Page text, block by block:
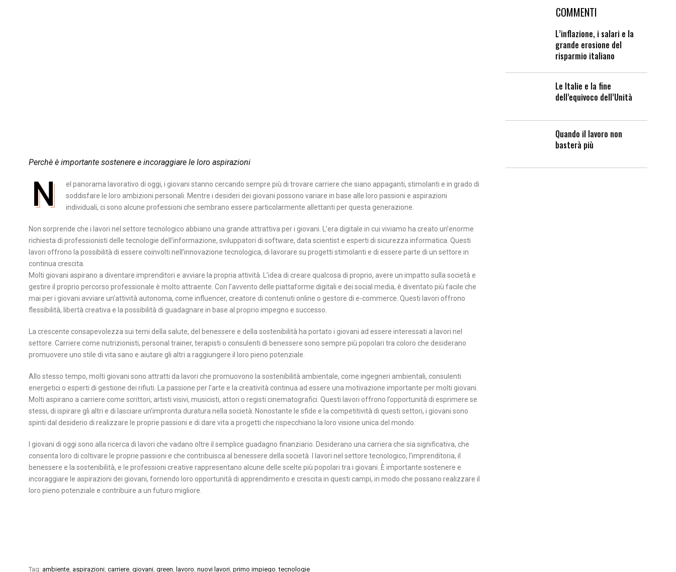
Perchè è importante sostenere e incoraggiare le loro aspirazioni
N
el panorama lavorativo di oggi, i giovani stanno cercando sempre più di trovare carriere che siano appaganti, stimolanti e in grado di
soddisfare le loro ambizioni personali. Mentre i desideri dei giovani possono variare in base alle loro passioni e aspirazioni
individuali, ci sono alcune professioni che sembrano essere particolarmente allettanti per questa generazione.
Non sorprende che i lavori nel settore tecnologico abbiano una grande attrattiva per i giovani. L’era digitale in cui viviamo ha creato un’enorme
richiesta di professionisti delle tecnologie dell’informazione, sviluppatori di software, data scientist e esperti di sicurezza informatica. Questi
lavori offrono la possibilità di essere coinvolti nell’innovazione tecnologica, di lavorare su progetti stimolanti e di essere parte di un settore in
continua crescita.
Molti giovani aspirano a diventare imprenditori e avviare la propria attività. L’idea di creare qualcosa di proprio, avere un impatto sulla società e
gestire il proprio percorso professionale è molto attraente. Con l’avvento delle piattaforme digitali e dei social media, è diventato più facile che
mai per i giovani avviare un’attività autonoma, come influencer, creatore di contenuti online o gestore di e-commerce. Questi lavori offrono
flessibilità, libertà creativa e la possibilità di guadagnare in base al proprio impegno e successo.
La crescente consapevolezza sui temi della salute, del benessere e della sostenibilità ha portato i giovani ad essere interessati a lavori nel
settore. Carriere come nutrizionisti, personal trainer, terapisti o consulenti di benessere sono sempre più popolari tra coloro che desiderano
promuovere uno stile di vita sano e aiutare gli altri a raggiungere il loro pieno potenziale.
Allo stesso tempo, molti giovani sono attratti da lavori che promuovono la sostenibilità ambientale, come ingegneri ambientali, consulenti
energetici o esperti di gestione dei rifiuti. La passione per l’arte e la creatività continua ad essere una motivazione importante per molti giovani.
Molti aspirano a carriere come scrittori, artisti visivi, musicisti, attori o registi cinematografici. Questi lavori offrono l’opportunità di esprimere se
stessi, di ispirare gli altri e di lasciare un’impronta duratura nella società. Nonostante le sfide e la competitività di questi settori, i giovani sono
spinti dal desiderio di realizzare le proprie passioni e di dare vita a progetti che rispecchiano la loro visione unica del mondo.
I giovani di oggi sono alla ricerca di lavori che vadano oltre il semplice guadagno finanziario. Desiderano una carriera che sia significativa, che
consenta loro di coltivare le proprie passioni e che contribuisca al benessere della società. I lavori nel settore tecnologico, l’imprenditoria, il
benessere e la sostenibilità, e le professioni creative rappresentano alcune delle scelte più popolari tra i giovani. È importante sostenere e
incoraggiare le aspirazioni dei giovani, fornendo loro opportunità di apprendimento e crescita in questi campi, in modo che possano realizzare il
loro pieno potenziale e contribuire a un futuro migliore.
Tag: ambiente aspirazioni carriere giovani green lavoro nuovi lavori primo impiego ,tecnologie
COMMENTI
L’inflazione, i salari e la
grande erosione del
risparmio italiano
Le Italie e la fine
dell’equivoco dell’Unità
Quando il lavoro non
basterà più